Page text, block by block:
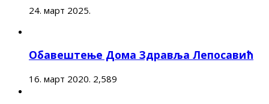
24. март 2025.
Обавештење Дома Здравља Лепосавић
16. март 2020. 2,589